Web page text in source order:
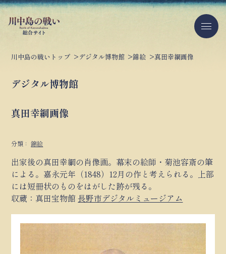
川中島の戦いトップ デジタル博物館 錦絵 真田幸綱画像
デジタル博物館
真田幸綱画像
分類： 錦絵
出家後の真田幸綱の肖像画。幕末の絵師・菊池容斎の筆
による。嘉永元年（1848）12月の作と考えられる。上部
には短冊状のものをはがした跡が残る。
収蔵：真田宝物館長野市デジタルミュージアム